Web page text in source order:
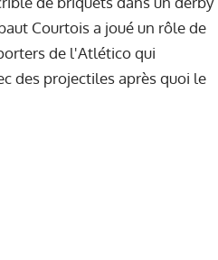
Courtois a joué un rôle de
de l'Atlético qui
des projectiles après quoi le